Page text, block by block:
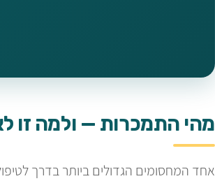
מהי התמכרות — ולמה זו
אחד המחסומים הגדולים ביותר בדרך